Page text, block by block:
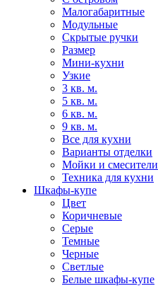
Малогабаритные
Модульные
Скрытые ручки
Размер
Мини-кухни
Узкие
3 кв. м.
5 кв. м.
6 кв. м.
9 кв. м.
Все для кухни
Варианты отделки
Мойки и смесители
Техника для кухни
Шкафы-купе
Цвет
Коричневые
Серые
Темные
Черные
Светлые
Белые шкафы-купе